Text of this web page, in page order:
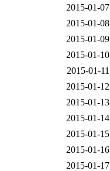
2015-01-07
2015-01-08
2015-01-09
2015-01-10
2015-01-11
2015-01-12
2015-01-13
2015-01-14
2015-01-15
2015-01-16
2015-01-17